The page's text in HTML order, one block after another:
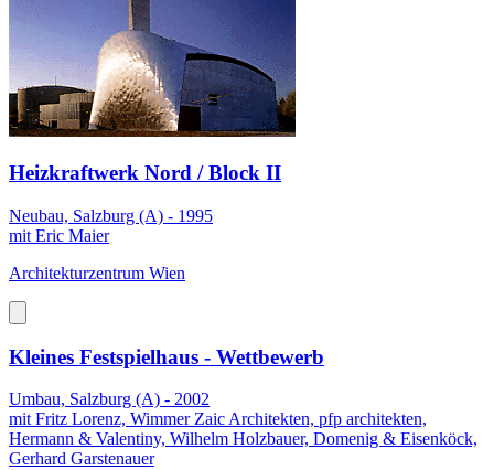
Heizkraftwerk Nord / Block II
Neubau, Salzburg (A) - 1995
mit Eric Maier
Architekturzentrum Wien
Kleines Festspielhaus - Wettbewerb
Umbau, Salzburg (A) - 2002
mit Fritz Lorenz, Wimmer Zaic Architekten, pfp architekten,
Hermann & Valentiny, Wilhelm Holzbauer, Domenig & Eisenköck,
Gerhard Garstenauer